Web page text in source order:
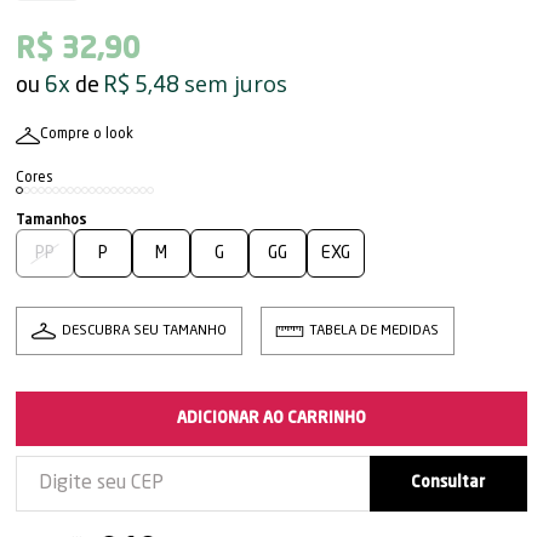
R$ 32,90
6x R$ 5,48 sem juros
Compre o look
PP P M G GG EXG
DESCUBRA SEU TAMANHO TABELA DE MEDIDAS
ADICIONAR AO CARRINHO